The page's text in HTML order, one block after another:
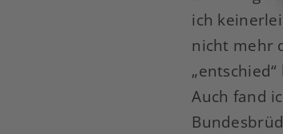
ich
nicht mehr
Auch fand